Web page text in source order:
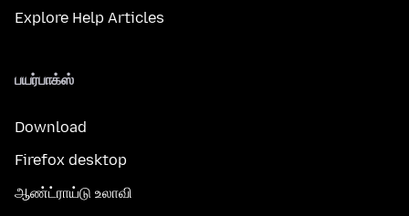
Explore Help Articles
பயர்பாக்ஸ்
Download
Firefox desktop
ஆண்ட்ராய்டு உலாவி